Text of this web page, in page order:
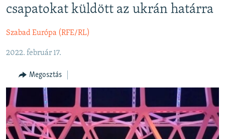
oldalra
Ugrás
PODCASTOK
VIDEÓK
ELEMZŐ
NER15
SZABADON
TÁRSADALOM
DEMOKRÁCIA
csapatokat küldött az ukrán határra
Szabad Európa (RFE/RL)
2022. február 17.
Megosztás